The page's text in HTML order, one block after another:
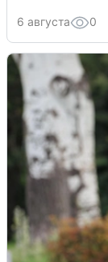
6 августа 0